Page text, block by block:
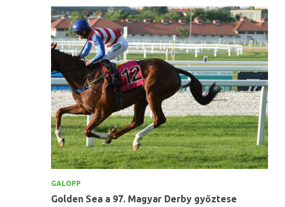
GALOPP
Golden Sea a 97. Magyar Derby győztese